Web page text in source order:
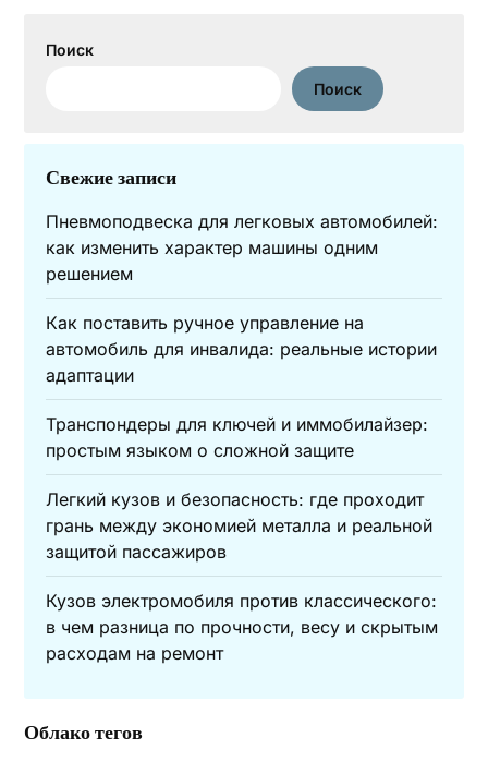
Поиск
Поиск
Свежие записи
Пневмоподвеска для легковых автомобилей:
как изменить характер машины одним
решением
Как поставить ручное управление на
автомобиль для инвалида: реальные истории
адаптации
Транспондеры для ключей и иммобилайзер:
простым языком о сложной защите
Легкий кузов и безопасность: где проходит
грань между экономией металла и реальной
защитой пассажиров
Кузов электромобиля против классического:
в чем разница по прочности, весу и скрытым
расходам на ремонт
Облако тегов